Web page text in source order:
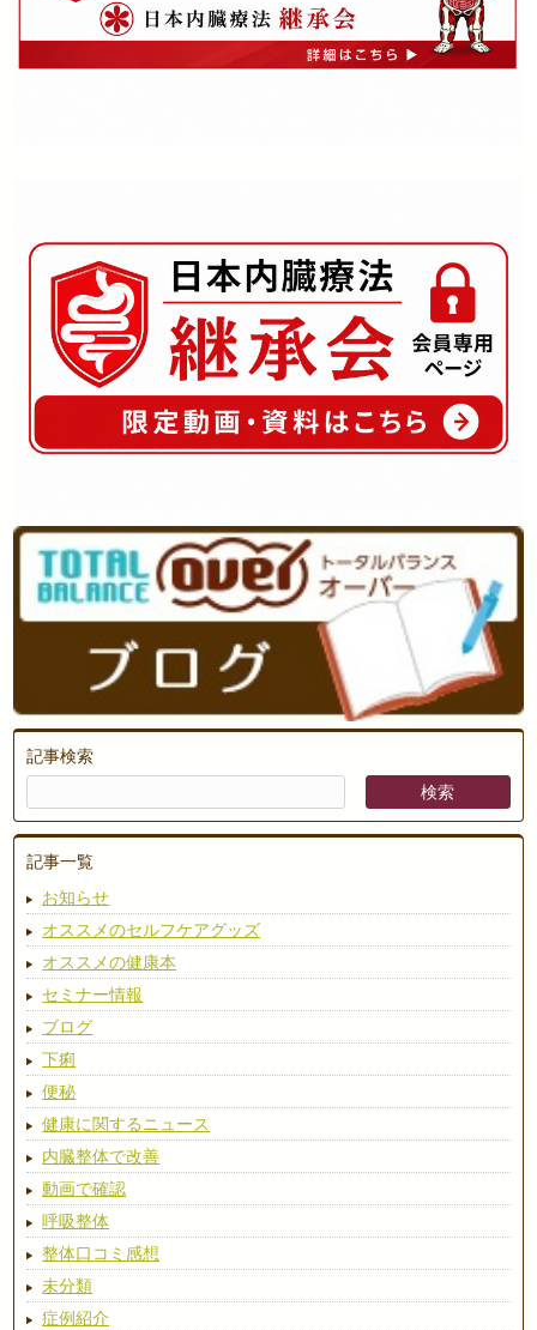
記事検索
記事一覧
お知らせ
オススメのセルフケアグッズ
オススメの健康本
セミナー情報
ブログ
下痢
便秘
健康に関するニュース
内臓整体で改善
動画で確認
呼吸整体
整体口コミ感想
未分類
症例紹介